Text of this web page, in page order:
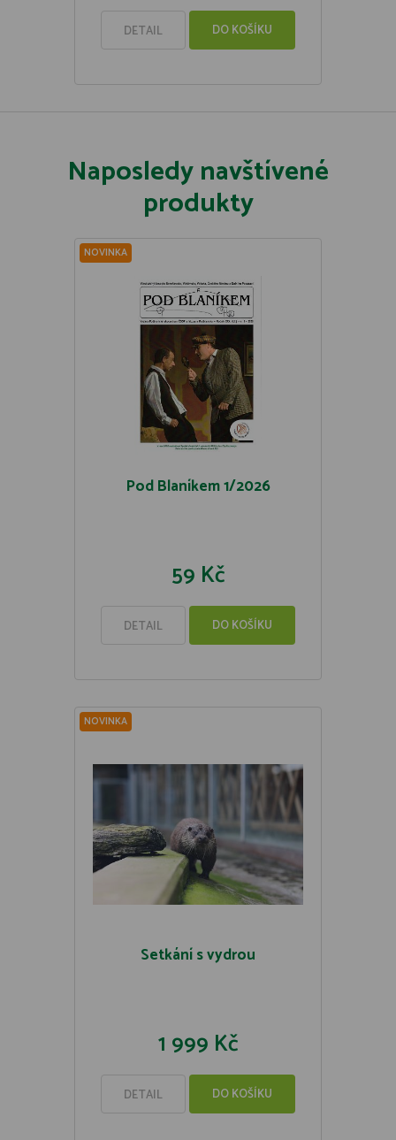
DETAIL DO KOŠÍKU
Naposledy navštívené
produkty
NOVINKA
Pod Blaníkem 1/2026
59 Kč
DETAIL DO KOŠÍKU
NOVINKA
Setkání s vydrou
1 999 Kč
DETAIL DO KOŠÍKU